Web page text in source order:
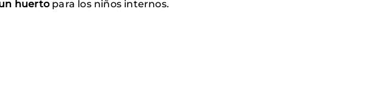
huertopara los niños internos.